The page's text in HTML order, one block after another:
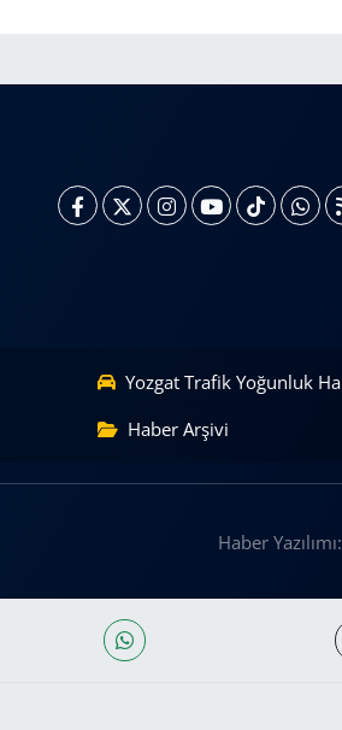
Yozgat Trafik Yoğunluk
Haber Arşivi
Haber